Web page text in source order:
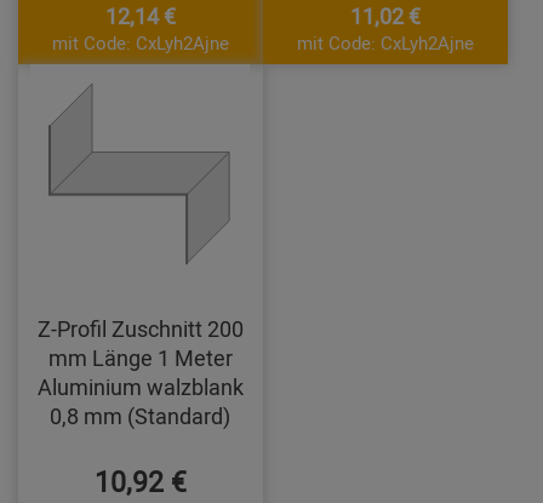
12,14 €
mit Code: CxLyh2Ajne
11,02 €
mit Code: CxLyh2Ajne
Z-Profil Zuschnitt 200
mm Länge 1 Meter
Aluminium walzblank
0,8 mm (Standard)
10,92 €